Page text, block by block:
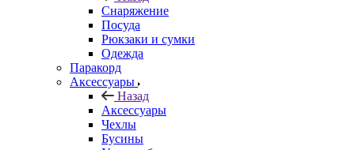
Снаряжение
Посуда
Рюкзаки и сумки
Одежда
Паракорд
Аксессуары
Назад
Аксессуары
Чехлы
Бусины